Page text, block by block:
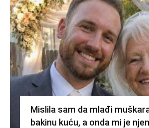
Mislila sam da mlađi
bakinu kuću, a onda mi je